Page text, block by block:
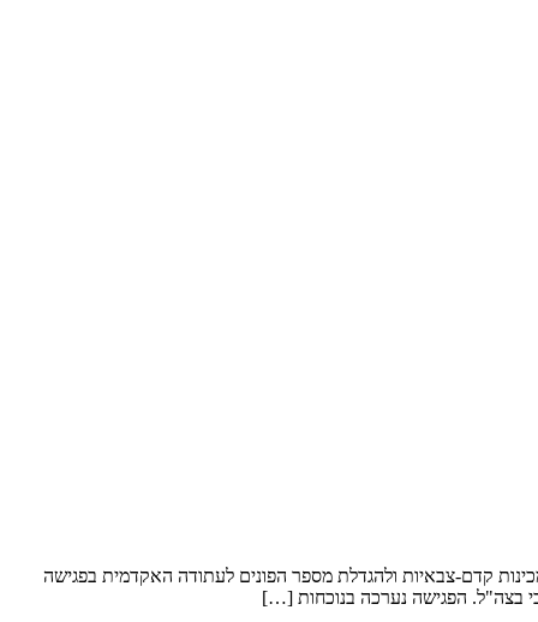
קדם-צבאיות ולהגדלת מספר הפונים לעתודה האקדמית בפגישה
בצה"ל. הפגישה נערכה בנוכחות […]